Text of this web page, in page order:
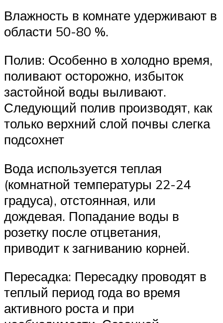
Влажность в комнате удерживают в
области 50-80 %.
Полив: Особенно в холодно время,
поливают осторожно, избыток
застойной воды выливают.
Следующий полив производят, как
только верхний слой почвы слегка
подсохнет
Вода используется теплая
(комнатной температуры 22-24
градуса), отстоянная, или
дождевая. Попадание воды в
розетку после отцветания,
приводит к загниванию корней.
Пересадка: Пересадку проводят в
теплый период года во время
активного роста и при